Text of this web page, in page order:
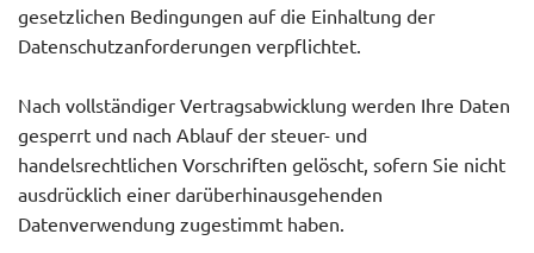
gesetzlichen Bedingungen auf die Einhaltung der
Datenschutzanforderungen verpflichtet.
Nach vollständiger Vertragsabwicklung werden Ihre Daten
gesperrt und nach Ablauf der steuer- und
handelsrechtlichen Vorschriften gelöscht, sofern Sie nicht
ausdrücklich einer darüberhinausgehenden
Datenverwendung zugestimmt haben.